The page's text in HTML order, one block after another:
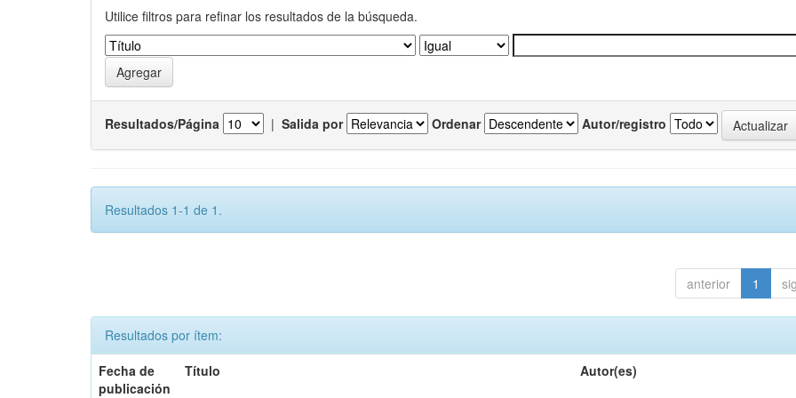
Utilice filtros para refinar los resultados de la búsqueda.
Resultados/Página | Salida por Ordenar Autor/registro
Resultados 1-1 de 1.
anterior 1
Resultados por ítem:
Fecha de
publicación
Título Autor(es)